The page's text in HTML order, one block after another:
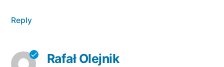
Reply
Rafał Olejnik